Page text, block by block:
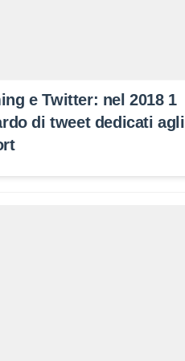
e Twitter: nel 2018 1
di tweet dedicati agli